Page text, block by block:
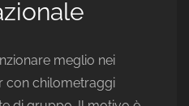
meglio nei
con chilometraggi